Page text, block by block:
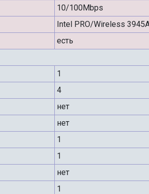
10/100Mbps
Intel PRO/Wireless
есть
1
4
нет
нет
1
1
нет
1